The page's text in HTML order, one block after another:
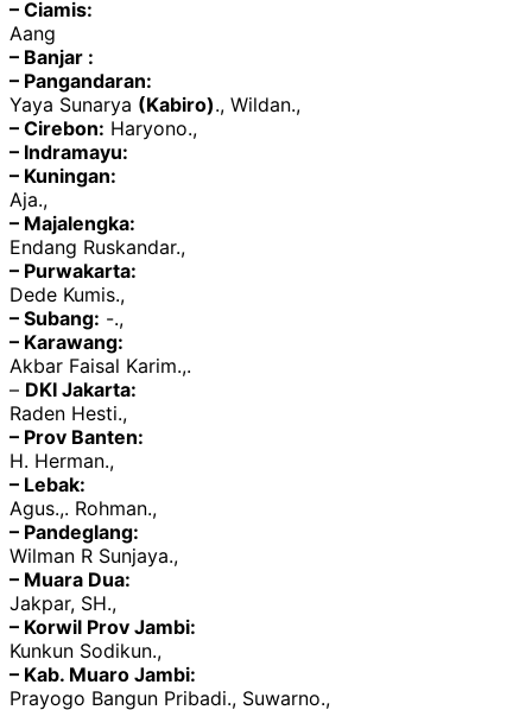
– Ciamis:
Aang
– Banjar :
– Pangandaran:
Yaya Sunarya (Kabiro)., Wildan.,
– Cirebon: Haryono.,
– Indramayu:
– Kuningan:
Aja.,
– Majalengka:
Endang Ruskandar.,
– Purwakarta:
Dede Kumis.,
– Subang: -.,
– Karawang:
Akbar Faisal Karim.,.
– DKI Jakarta:
Raden Hesti.,
– Prov Banten:
H. Herman.,
– Lebak:
Agus.,. Rohman.,
– Pandeglang:
Wilman R Sunjaya.,
– Muara Dua:
Jakpar, SH.,
– Korwil Prov Jambi:
Kunkun Sodikun.,
– Kab. Muaro Jambi:
Prayogo Bangun Pribadi., Suwarno.,